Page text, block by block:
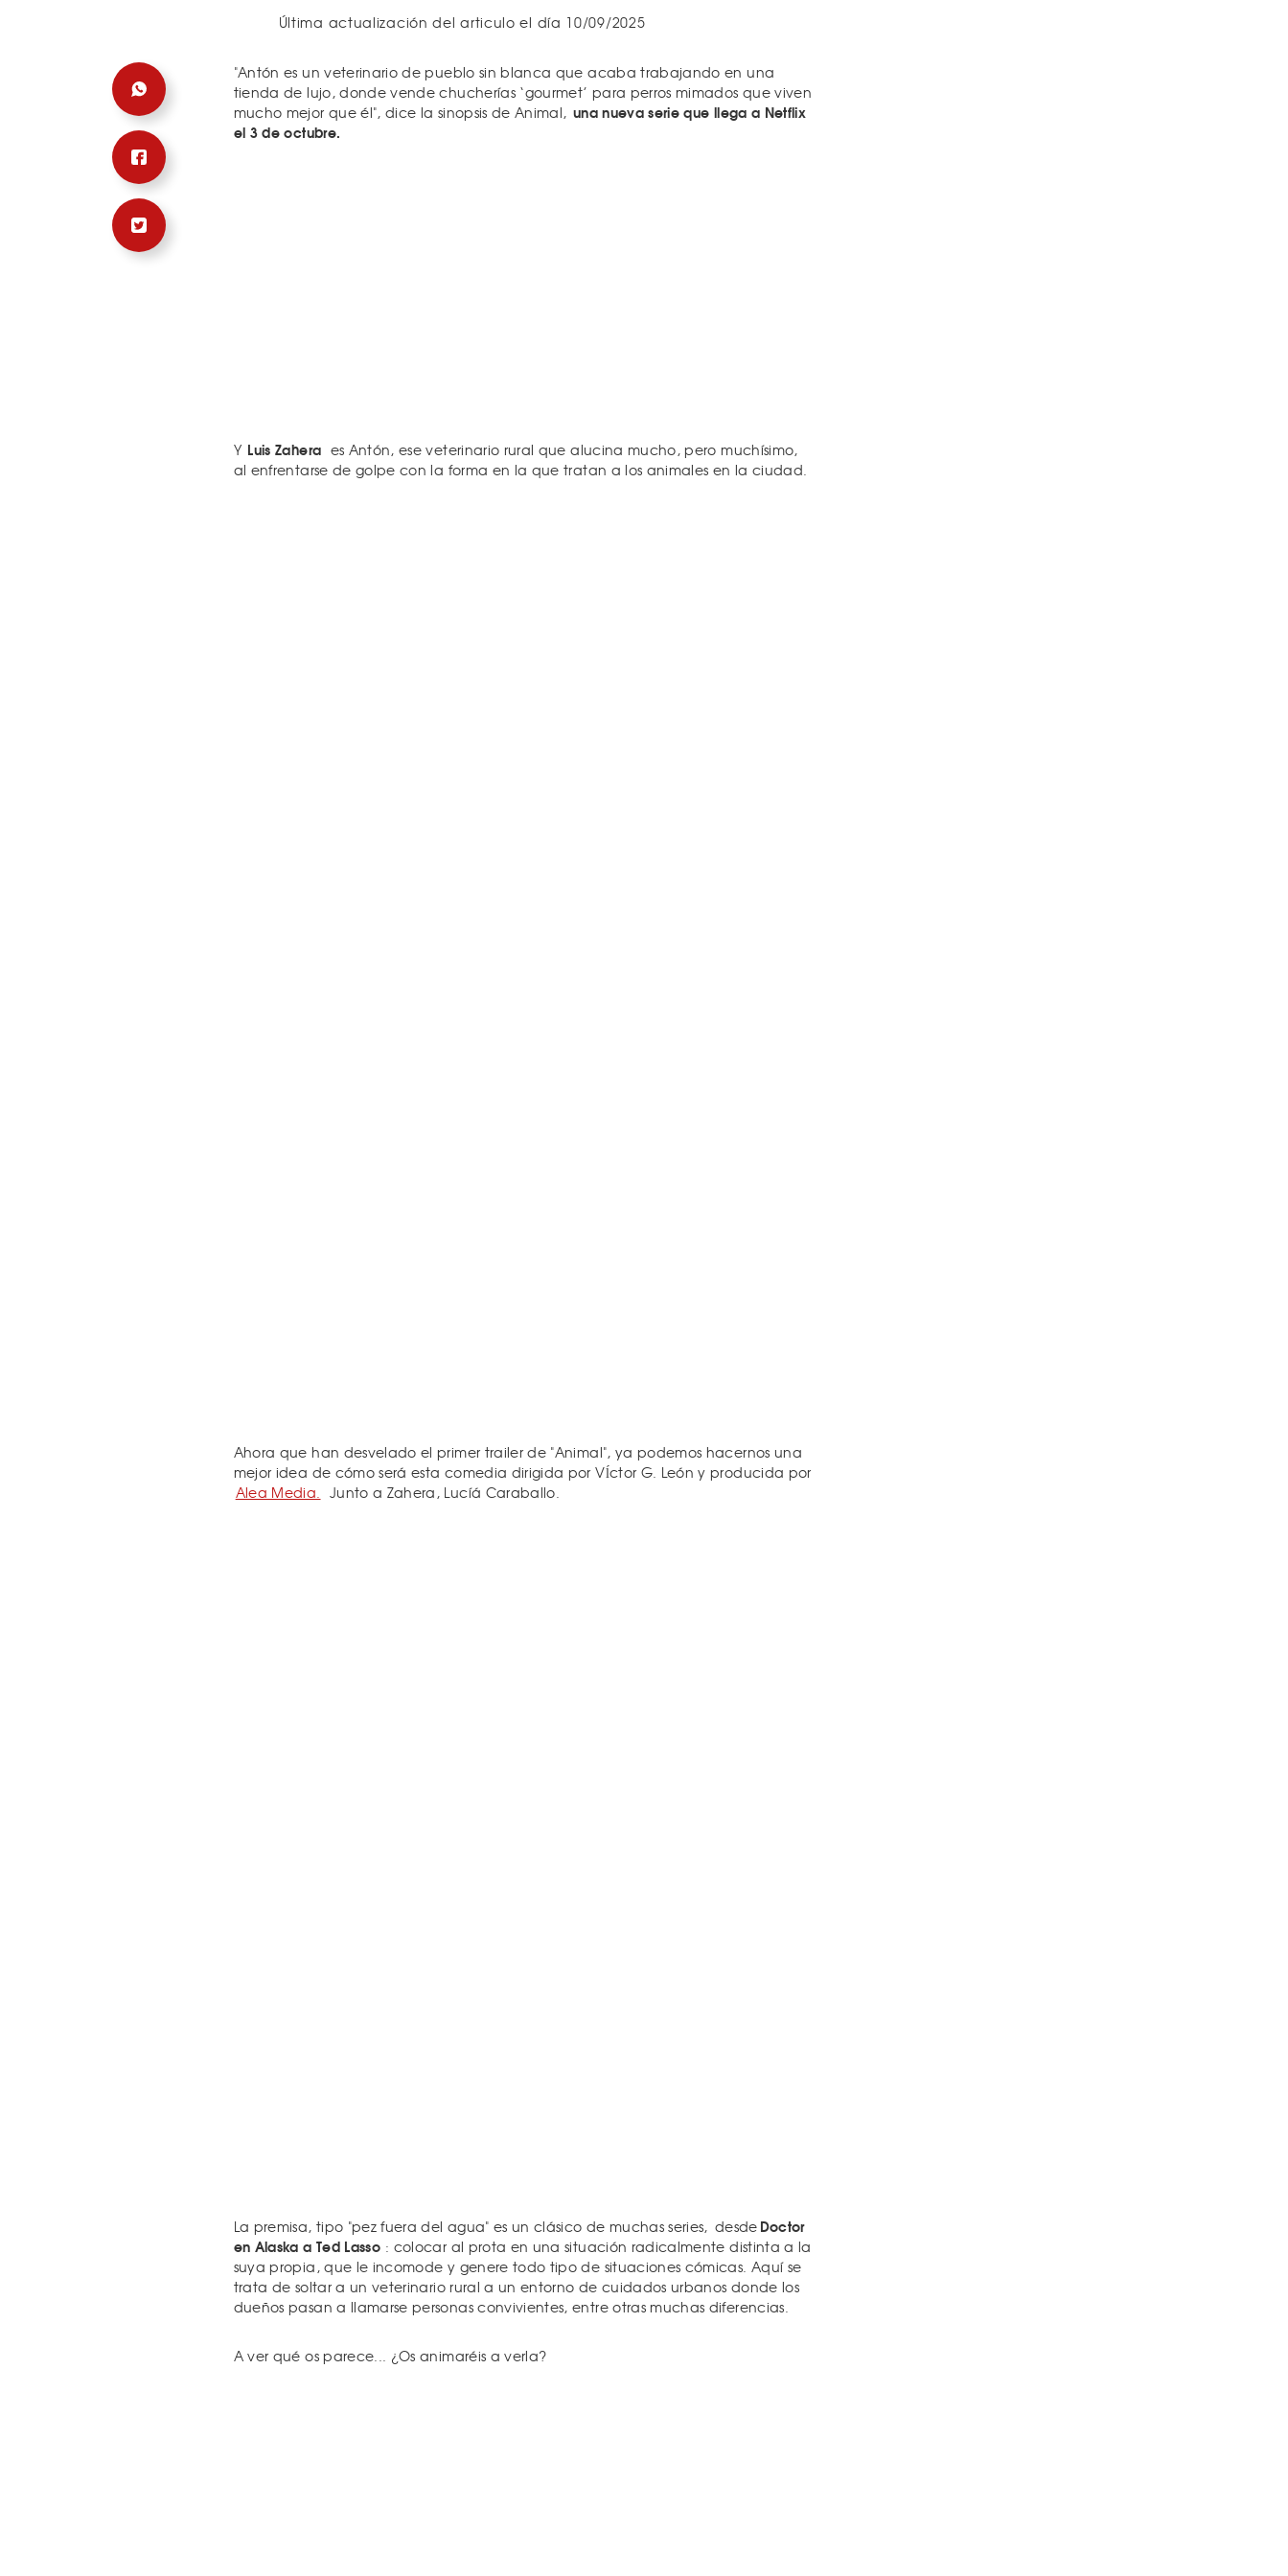
Última actualización del articulo el día 10/09/2025
"Antón es un veterinario de pueblo sin blanca que acaba trabajando en una
tienda de lujo, donde vende chucherías ‘gourmet’ para perros mimados que viven
mucho mejor que él", dice la sinopsis de Animal, una nueva serie que llega a Netflix
el 3 de octubre.
Y Luis Zahera es Antón, ese veterinario rural que alucina mucho, pero muchísimo,
al enfrentarse de golpe con la forma en la que tratan a los animales en la ciudad.
Ahora que han desvelado el primer trailer de "Animal", ya podemos hacernos una
mejor idea de cómo será esta comedia dirigida por Vĺctor G. León y producida por
Alea Media. Junto a Zahera, Lucíá Caraballo.
La premisa, tipo "pez fuera del agua" es un clásico de muchas series, desde Doctor
en Alaska a Ted Lasso : colocar al prota en una situación radicalmente distinta a la
suya propia, que le incomode y genere todo tipo de situaciones cómicas. Aquí se
trata de soltar a un veterinario rural a un entorno de cuidados urbanos donde los
dueños pasan a llamarse personas convivientes, entre otras muchas diferencias.
A ver qué os parece... ¿Os animaréis a verla?